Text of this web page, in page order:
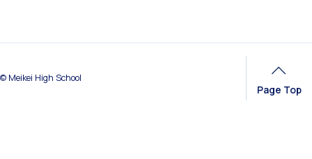
© Meikei High School
Page Top
帰国生支援